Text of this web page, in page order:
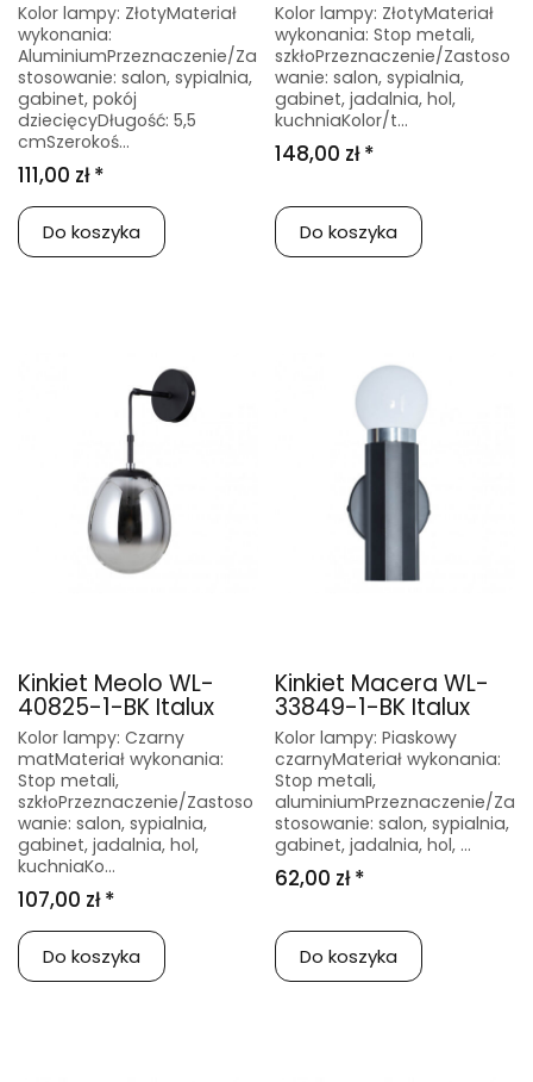
Kolor lampy: ZłotyMateriał
wykonania:
AluminiumPrzeznaczenie/Za
stosowanie: salon, sypialnia,
gabinet, pokój
dziecięcyDługość: 5,5
cmSzerokoś...
111,00 zł *
Do koszyka
Kolor lampy: ZłotyMateriał
wykonania: Stop metali,
szkłoPrzeznaczenie/Zastoso
wanie: salon, sypialnia,
gabinet, jadalnia, hol,
kuchniaKolor/t...
148,00 zł *
Do koszyka
Kinkiet Meolo WL-
40825-1-BK Italux
Kolor lampy: Czarny
matMateriał wykonania:
Stop metali,
szkłoPrzeznaczenie/Zastoso
wanie: salon, sypialnia,
gabinet, jadalnia, hol,
kuchniaKo...
107,00 zł *
Do koszyka
Kinkiet Macera WL-
33849-1-BK Italux
Kolor lampy: Piaskowy
czarnyMateriał wykonania:
Stop metali,
aluminiumPrzeznaczenie/Za
stosowanie: salon, sypialnia,
gabinet, jadalnia, hol, ...
62,00 zł *
Do koszyka